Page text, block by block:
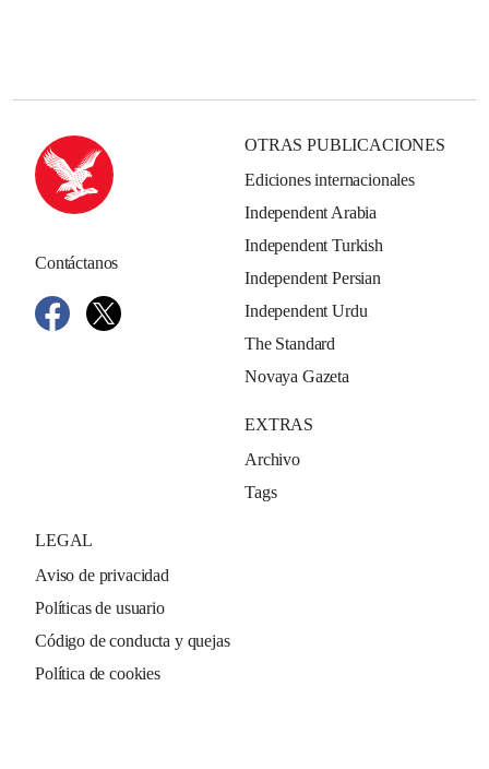
Contáctanos
OTRAS PUBLICACIONES
Ediciones internacionales
Independent Arabia
Independent Turkish
Independent Persian
Independent Urdu
The Standard
Novaya Gazeta
EXTRAS
Archivo
Tags
LEGAL
Aviso de privacidad
Políticas de usuario
Código de conducta y quejas
Política de cookies